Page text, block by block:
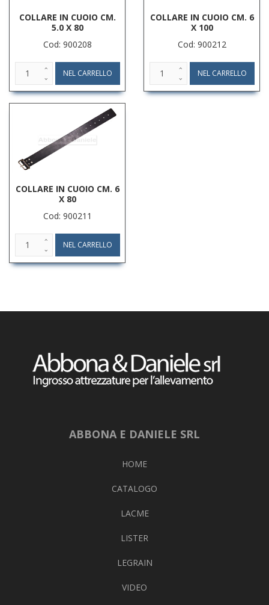
COLLARE IN CUOIO CM.
5.0 X 80
Cod: 900208
COLLARE IN CUOIO CM. 6
X 100
Cod: 900212
COLLARE IN CUOIO CM. 6
X 80
Cod: 900211
ABBONA E DANIELE SRL
HOME
CATALOGO
LACME
LISTER
LEGRAIN
VIDEO